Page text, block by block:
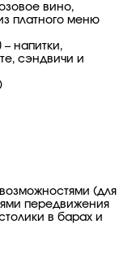
вино,
платного меню
напитки,
сэндвичи и
(для
передвижения
в барах и